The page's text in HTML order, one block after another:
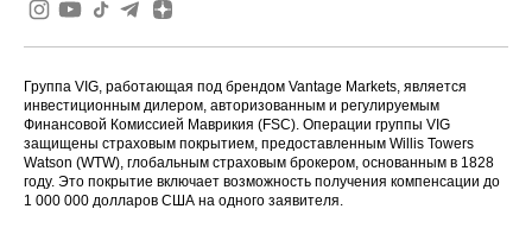
Группа VIG, работающая под брендом Vantage Markets, является
инвестиционным дилером, авторизованным и регулируемым
Финансовой Комиссией Маврикия (FSC). Операции группы VIG
защищены страховым покрытием, предоставленным Willis Towers
Watson (WTW), глобальным страховым брокером, основанным в 1828
году. Это покрытие включает возможность получения компенсации до
1 000 000 долларов США на одного заявителя.